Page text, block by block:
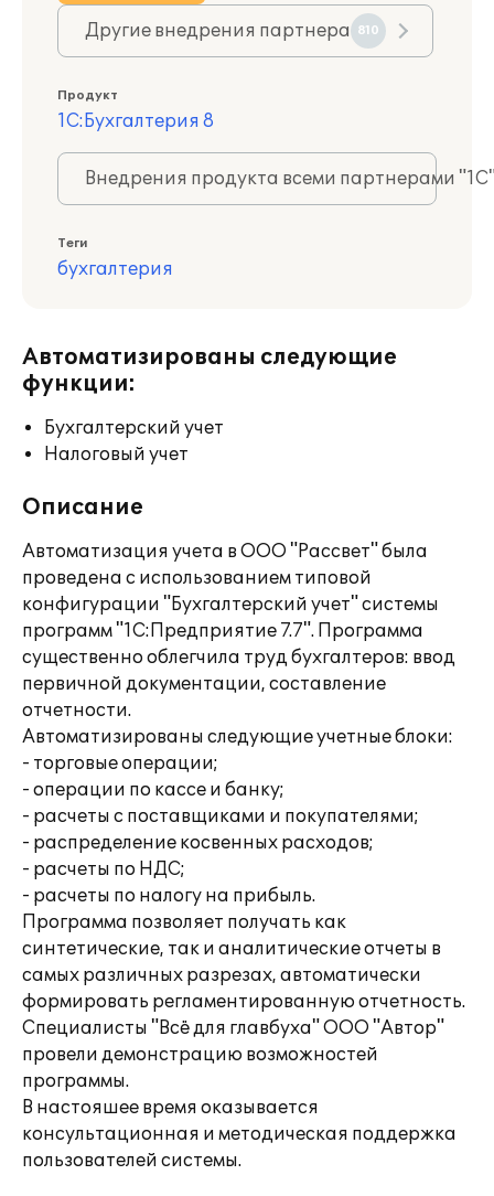
Другие внедрения партнера 810
Продукт
1С:Бухгалтерия 8
Внедрения продукта всеми партнерами
Теги
бухгалтерия
Автоматизированы следующие
функции:
Бухгалтерский учет
Налоговый учет
Описание
Автоматизация учета в ООО "Рассвет" была
проведена с использованием типовой
конфигурации "Бухгалтерский учет" системы
программ "1С:Предприятие 7.7". Программа
существенно облегчила труд бухгалтеров: ввод
первичной документации, составление
отчетности.
Автоматизированы следующие учетные блоки:
- торговые операции;
- операции по кассе и банку;
- расчеты с поставщиками и покупателями;
- распределение косвенных расходов;
- расчеты по НДС;
- расчеты по налогу на прибыль.
Программа позволяет получать как
синтетические, так и аналитические отчеты в
самых различных разрезах, автоматически
формировать регламентированную отчетность.
Специалисты "Всё для главбуха" ООО "Автор"
провели демонстрацию возможностей
программы.
В настояшее время оказывается
консультационная и методическая поддержка
пользователей системы.